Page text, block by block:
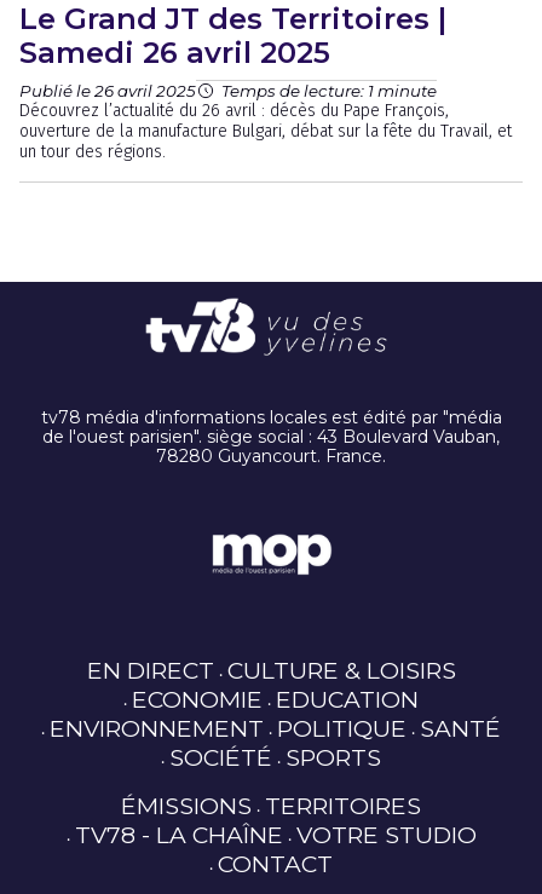
Le Grand JT des Territoires |
Samedi 26 avril 2025
Publié le 26 avril 2025 Temps de lecture: 1 minute
Découvrez l’actualité du 26 avril : décès du Pape François,
ouverture de la manufacture Bulgari, débat sur la fête du Travail, et
un tour des régions.
tv78 média d'informations locales est édité par "média
de l'ouest parisien". siège social : 43 Boulevard Vauban,
78280 Guyancourt. France.
EN DIRECT CULTURE & LOISIRS
ECONOMIE EDUCATION
ENVIRONNEMENT POLITIQUE SANTÉ
SOCIÉTÉ SPORTS
ÉMISSIONS TERRITOIRES
TV78 - LA CHAÎNE VOTRE STUDIO
CONTACT